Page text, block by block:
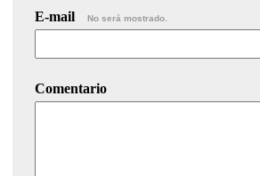
E-mail No será mostrado.
Comentario